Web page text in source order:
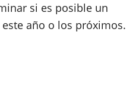
si es posible un
año o los próximos.